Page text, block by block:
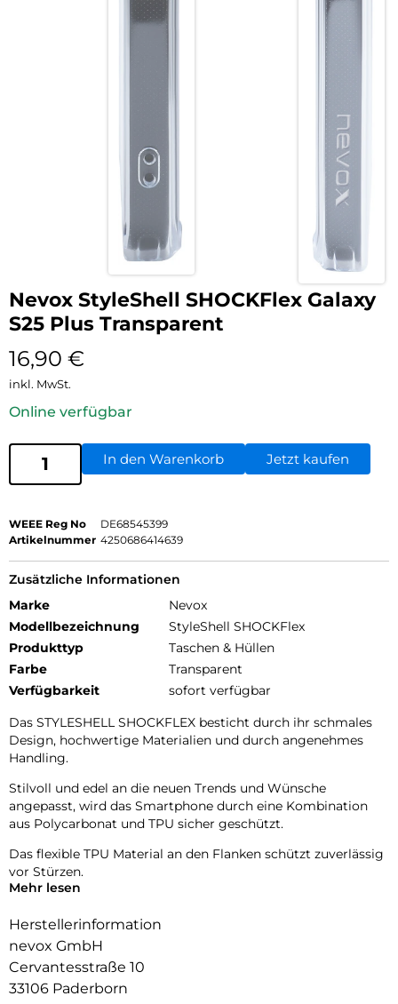
Nevox StyleShell SHOCKFlex Galaxy
S25 Plus Transparent
16,90 €
inkl. MwSt.
Online verfügbar
In den Warenkorb Jetzt kaufen
WEEE Reg No
DE68545399
Artikelnummer 4250686414639
Zusätzliche Informationen
Marke
Nevox
Modellbezeichnung
StyleShell SHOCKFlex
Produkttyp
Taschen & Hüllen
Farbe
Transparent
Verfügbarkeit
sofort verfügbar
Das STYLESHELL SHOCKFLEX besticht durch ihr schmales
Design, hochwertige Materialien und durch angenehmes
Handling.
Stilvoll und edel an die neuen Trends und Wünsche
angepasst, wird das Smartphone durch eine Kombination
aus Polycarbonat und TPU sicher geschützt.
Das flexible TPU Material an den Flanken schützt zuverlässig
vor Stürzen.
Durch das verwendete Material ist diese komplett
Transparent und bringt jegliche Farbe des Smartphones,
passend zur Geltung.
Die Anschlüsse, Knöpfe und Kamera bleiben voll zugänglich.
Mehr lesen
Herstellerinformation
nevox GmbH
Cervantesstraße 10
33106 Paderborn